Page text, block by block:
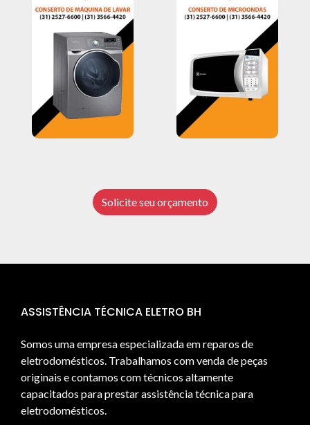
Solicite seu orçamento
ASSISTÊNCIA TÉCNICA ELETRO BH
Somos uma empresa especializada em reparos de
eletrodomésticos. Trabalhamos com venda de peças
originais e contamos com técnicos altamente
capacitados para prestar assistência técnica para
eletrodomésticos.